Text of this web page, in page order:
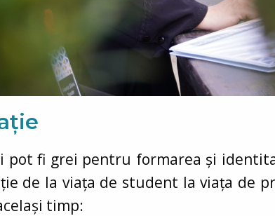
pot fi grei pentru formarea și
de la viața de student la viața de
timp: